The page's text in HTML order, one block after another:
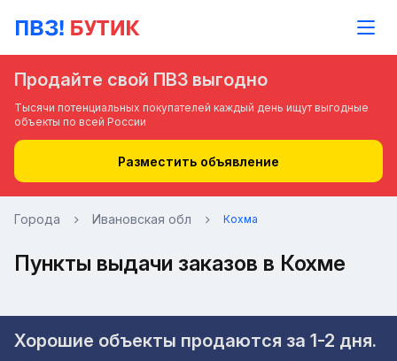
Продайте свой ПВЗ выгодно
Тысячи потенциальных покупателей каждый день ищут выгодные
объекты по всей России
Разместить объявление
Города Ивановская обл Кохма
Пункты выдачи заказов в Кохме
Хорошие объекты продаются за 1-2 дня.